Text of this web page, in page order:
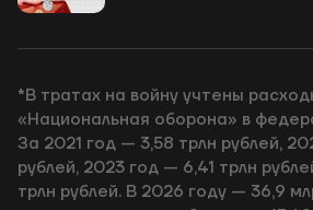
*В тратах на войну учтены
«Национальная оборона» в
За 2021 год — 3,58 трлн рублей,
рублей, 2023 год — 6,41 трлн
трлн рублей. В 2026 году — 36,9